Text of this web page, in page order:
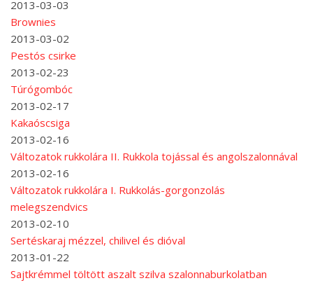
2013-03-03
Brownies
2013-03-02
Pestós csirke
2013-02-23
Túrógombóc
2013-02-17
Kakaóscsiga
2013-02-16
Változatok rukkolára II. Rukkola tojással és angolszalonnával
2013-02-16
Változatok rukkolára I. Rukkolás-gorgonzolás
melegszendvics
2013-02-10
Sertéskaraj mézzel, chilivel és dióval
2013-01-22
Sajtkrémmel töltött aszalt szilva szalonnaburkolatban